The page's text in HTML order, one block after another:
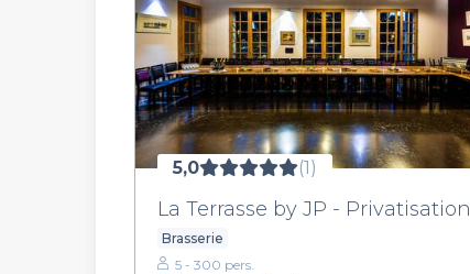
5,0 (1)
La Terrasse by JP - Privatisation
Brasserie
5 - 300 pers.